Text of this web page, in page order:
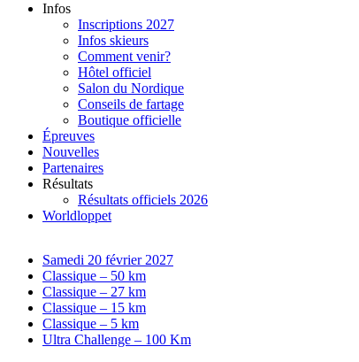
Infos
Inscriptions 2027
Infos skieurs
Comment venir?
Hôtel officiel
Salon du Nordique
Conseils de fartage
Boutique officielle
Épreuves
Nouvelles
Partenaires
Résultats
Résultats officiels 2026
Worldloppet
Samedi 20 février 2027
Classique – 50 km
Classique – 27 km
Classique – 15 km
Classique – 5 km
Ultra Challenge – 100 Km